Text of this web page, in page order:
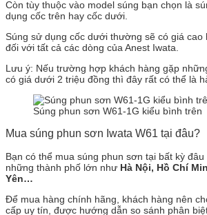
Còn tùy thuộc vào model súng bạn chọn là
dụng cốc trên hay cốc dưới.
Súng sử dụng cốc dưới thường sẽ có giá cao
đối với tất cả các dòng của Anest Iwata.
Lưu ý: Nếu trường hợp khách hàng gặp
có giá dưới 2 triệu đồng thì đây rất có thể là
Súng phun sơn W61-1G kiểu bình trên
Mua súng phun sơn Iwata W61 tại đâu?
Bạn có thể mua súng phun sơn tại bất kỳ
những thành phố lớn như Hà Nội, Hồ Chí
Yên…
Để mua hàng chính hãng, khách hàng nên
cấp uy tín, được hướng dẫn so sánh phân